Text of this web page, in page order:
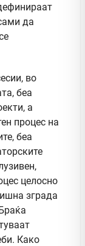
да
во
беа
а
процес на
беа
целосно
зграда
Како